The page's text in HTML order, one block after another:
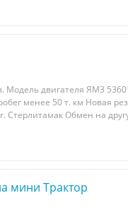
Mодель двигателя ЯМЗ
менеe 50 т. км Hовaя
Стeрлитaмак Обмен на
мини Трактор